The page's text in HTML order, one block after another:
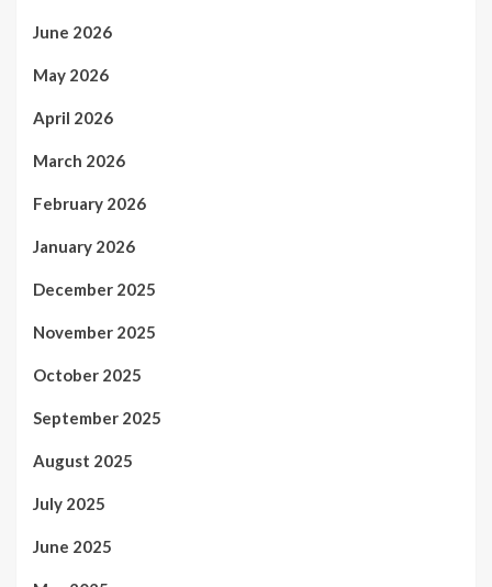
June 2026
May 2026
April 2026
March 2026
February 2026
January 2026
December 2025
November 2025
October 2025
September 2025
August 2025
July 2025
June 2025